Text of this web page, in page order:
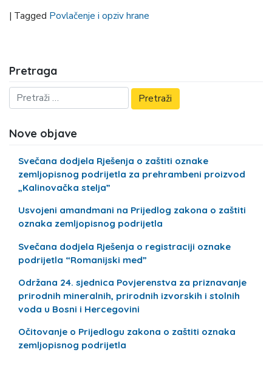
| Tagged Povlačenje i opziv hrane
Pretraga
Nove objave
Svečana dodjela Rješenja o zaštiti oznake
zemljopisnog podrijetla za prehrambeni proizvod
„Kalinovačka stelja”
Usvojeni amandmani na Prijedlog zakona o zaštiti
oznaka zemljopisnog podrijetla
Svečana dodjela Rješenja o registraciji oznake
podrijetla “Romanijski med”
Održana 24. sjednica Povjerenstva za priznavanje
prirodnih mineralnih, prirodnih izvorskih i stolnih
voda u Bosni i Hercegovini
Očitovanje o Prijedlogu zakona o zaštiti oznaka
zemljopisnog podrijetla